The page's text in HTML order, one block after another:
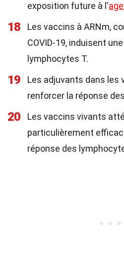
exposition future à l'
18
Les vaccins à ARNm,
COVID-19, induisent
lymphocytes T.
19
Les adjuvants dans les
renforcer la réponse
20
Les vaccins vivants
particulièrement
réponse des